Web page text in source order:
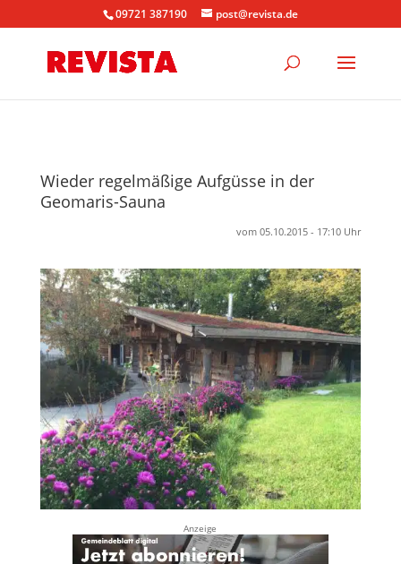
09721 387190 post@revista.de
Wieder regelmäßige Aufgüsse in der
Geomaris-Sauna
vom 05.10.2015 - 17:10 Uhr
Anzeige